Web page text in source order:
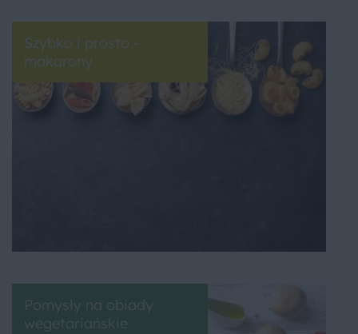
Szybko i prosto -
makarony
Pomysły na obiady
wegetariańskie